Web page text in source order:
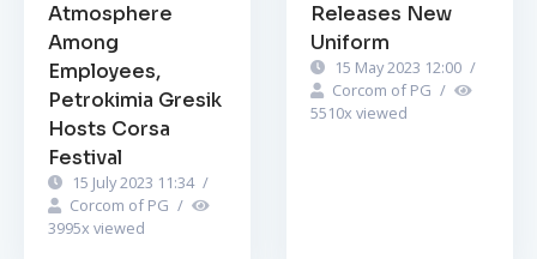
Atmosphere
Among
Employees,
Petrokimia Gresik
Hosts Corsa
Festival
15 July 2023 11:34 /
Corcom of PG /
3995x viewed
Releases New
Uniform
15 May 2023 12:00 /
Corcom of PG /
5510x viewed